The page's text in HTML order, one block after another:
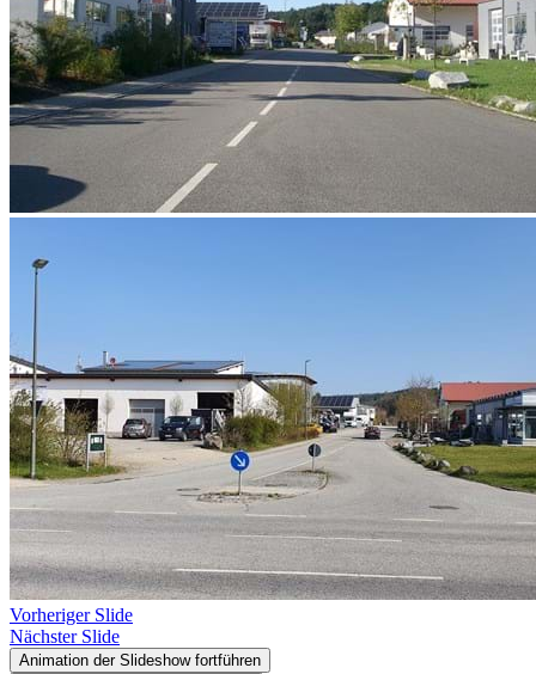
Vorheriger Slide
Nächster Slide
Animation der Slideshow fortführen